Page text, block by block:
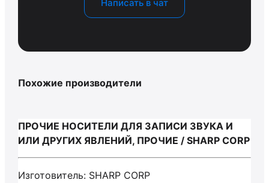
Написать в чат
Похожие производители
ПРОЧИЕ НОСИТЕЛИ ДЛЯ ЗАПИСИ ЗВУКА И
ИЛИ ДРУГИХ ЯВЛЕНИЙ, ПРОЧИЕ / SHARP CORP
Изготовитель: SHARP CORP